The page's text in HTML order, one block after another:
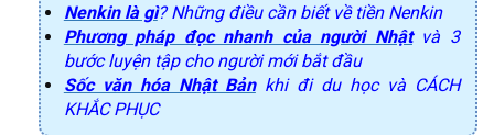
Nenkin là gì? Những điều cần biết về tiền Nenkin
Phương pháp đọc nhanh của người Nhậtvà 3
bước luyện tập cho người mới bắt đầu
Sốc văn hóa Nhật Bảnkhi đi du học và CÁCH
KHẮC PHỤC